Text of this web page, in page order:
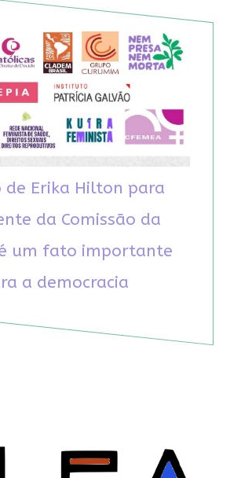
de Erika Hilton para
da Comissão da
um fato importante
a democracia